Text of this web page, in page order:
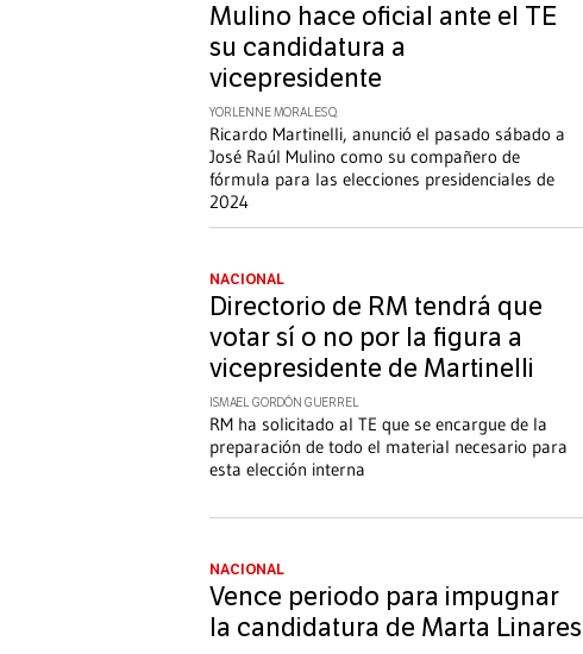
Mulino hace oficial ante el TE
su candidatura a
vicepresidente
YORLENNE MORALES Q.
Ricardo Martinelli, anunció el pasado sábado a
José Raúl Mulino como su compañero de
fórmula para las elecciones presidenciales de
2024
NACIONAL
Directorio de RM tendrá que
votar sí o no por la figura a
vicepresidente de Martinelli
ISMAEL GORDÓN GUERREL
RM ha solicitado al TE que se encargue de la
preparación de todo el material necesario para
esta elección interna
NACIONAL
Vence periodo para impugnar
la candidatura de Marta Linares